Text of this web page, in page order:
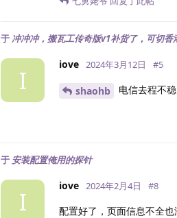
于冲冲冲，搬瓦工传奇版v1补货了，可切香
I
iove 2024年3月12日 #5
shaohb 电信去程不稳
于 安装配置俺用的探针
I
iove 2024年2月4日 #8
配置好了，页面信息不全